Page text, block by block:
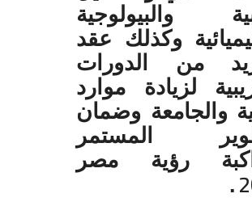
والبيولوجية
وكذلك عقد
من الدورات
لزيادة موارد
والجامعة وضمان
المستمر
رؤية مصر
.